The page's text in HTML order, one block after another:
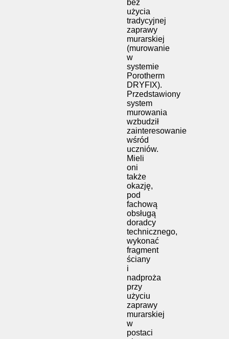
bez
użycia
tradycyjnej
zaprawy
murarskiej
(murowanie
w
systemie
Porotherm
DRYFIX).
Przedstawiony
system
murowania
wzbudził
zainteresowanie
wśród
uczniów.
Mieli
oni
także
okazję,
pod
fachową
obsługą
doradcy
technicznego,
wykonać
fragment
ściany
i
nadproża
przy
użyciu
zaprawy
murarskiej
w
postaci